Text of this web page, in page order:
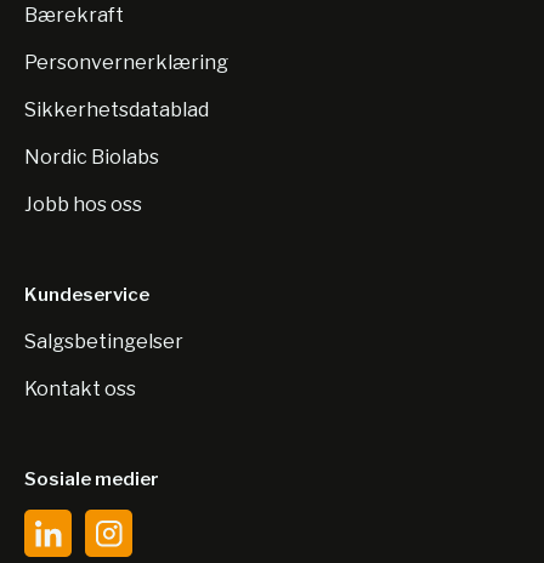
Bærekraft
Personvernerklæring
Sikkerhetsdatablad
Nordic Biolabs
Jobb hos oss
Kundeservice
Salgsbetingelser
Kontakt oss
Sosiale medier